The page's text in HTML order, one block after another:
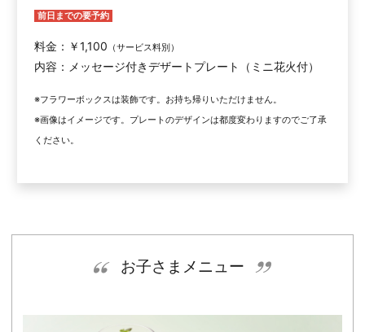
前日までの要予約
料金：￥1,100 （サービス料別）
内容：メッセージ付きデザートプレート（ミニ花火付）
※フラワーボックスは装飾です。お持ち帰りいただけません。
※画像はイメージです。プレートのデザインは都度変わりますのでご了承
ください。
お子さまメニュー